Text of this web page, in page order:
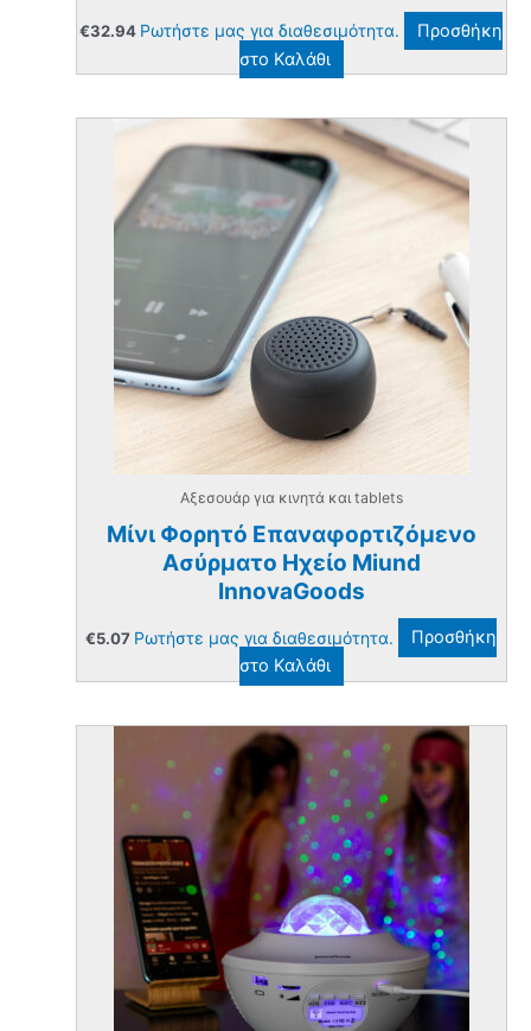
€32.94 Ρωτήστε μας για διαθεσιμότητα.
Προσθήκη
στο Καλάθι
Aξεσουάρ για κινητά και tablets
Μίνι Φορητό Επαναφορτιζόμενο
Ασύρματο Ηχείο Miund
InnovaGoods
€5.07 Ρωτήστε μας για διαθεσιμότητα.
Προσθήκη
στο Καλάθι